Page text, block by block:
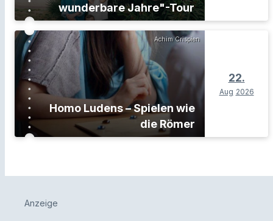
wunderbare Jahre"-Tour
Achim Crispien
Homo Ludens – Spielen wie
die Römer
22.
Aug 2026
Anzeige